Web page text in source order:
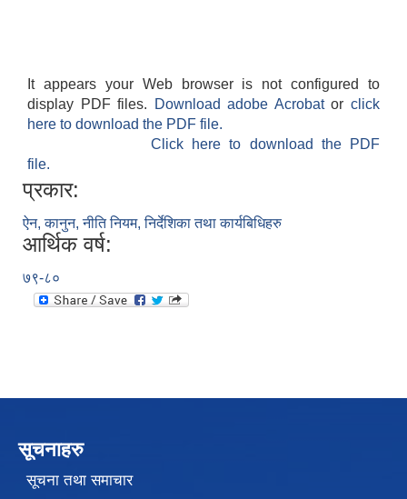
It appears your Web browser is not configured to
display PDF files.
Download adobe Acrobatorclick
here to download the PDF file.
Click here to download the PDF
file.
प्रकार:
ऐन, कानुन, नीति नियम, निर्देशिका तथा कार्यबिधिहरु
आर्थिक वर्ष:
७९-८०
सूचनाहरु
सूचना तथा समाचार